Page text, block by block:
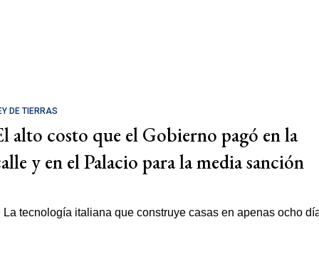
DE TIERRAS
alto costo que el Gobierno pagó en la
y en el Palacio para la media sanción